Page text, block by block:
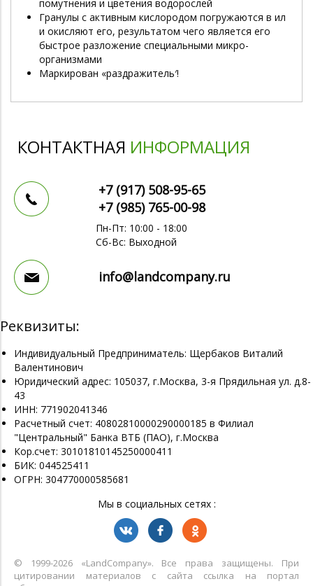
помутнения и цветения водорослей
Гранулы с активным кислородом погружаются в ил
и окисляют его, результатом чего является его
быстрое разложение специальными микро-
организмами
Маркирован «раздражитель′!
КОНТАКТНАЯ ИНФОРМАЦИЯ
+7 (917) 508-95-65
+7 (985) 765-00-98
Пн-Пт: 10:00 - 18:00
Сб-Вс: Выходной
info@landcompany.ru
Реквизиты:
Индивидуальный Предприниматель: Щербаков Виталий
Валентинович
Юридический адрес: 105037, г.Москва, 3-я Прядильная ул. д.8-
43
ИНН: 771902041346
Расчетный счет: 40802810000290000185 в Филиал
"Центральный" Банка ВТБ (ПАО), г.Москва
Кор.счет: 30101810145250000411
БИК: 044525411
ОГРН: 304770000585681
Мы в социальных сетях :
© 1999-2026 «LandСompany». Все права защищены. При
цитировании материалов с сайта ссылка на портал